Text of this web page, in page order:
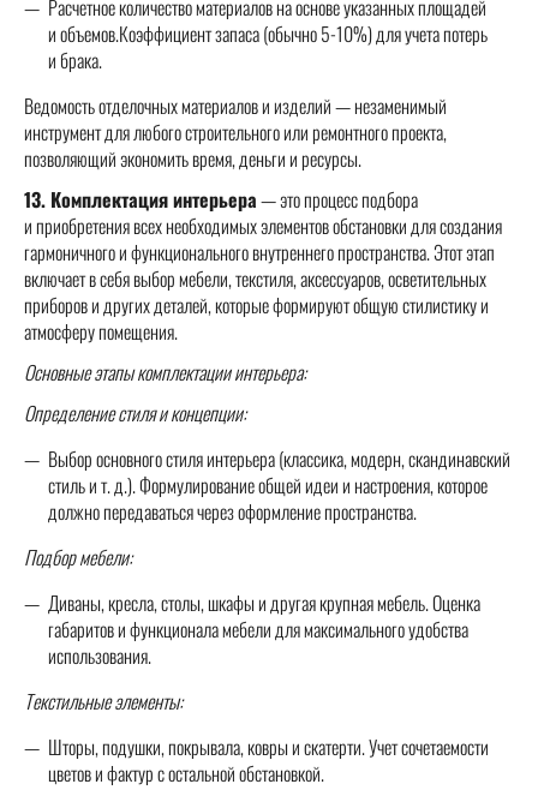
Расчетное количество материалов на основе указанных площадей
и объемов.Коэффициент запаса (обычно 5-10%) для учета потерь
и брака.
Ведомость отделочных материалов и изделий — незаменимый
инструмент для любого строительного или ремонтного проекта,
позволяющий экономить время, деньги и ресурсы.
13. Комплектация интерьера— это процесс подбора
и приобретения всех необходимых элементов обстановки для создания
гармоничного и функционального внутреннего пространства. Этот этап
включает в себя выбор мебели, текстиля, аксессуаров, осветительных
приборов и других деталей, которые формируют общую стилистику и
атмосферу помещения.
Основные этапы комплектации интерьера:
Определение стиля и концепции:
Выбор основного стиля интерьера (классика, модерн, скандинавский
стиль и т. д.). Формулирование общей идеи и настроения, которое
должно передаваться через оформление пространства.
Подбор мебели:
Диваны, кресла, столы, шкафы и другая крупная мебель. Оценка
габаритов и функционала мебели для максимального удобства
использования.
Текстильные элементы:
Шторы, подушки, покрывала, ковры и скатерти. Учет сочетаемости
цветов и фактур с остальной обстановкой.